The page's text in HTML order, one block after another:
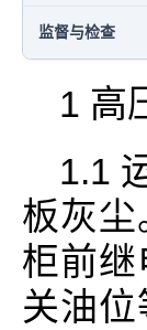
监督与检查
1 高
1.1
板灰
柜前
关油